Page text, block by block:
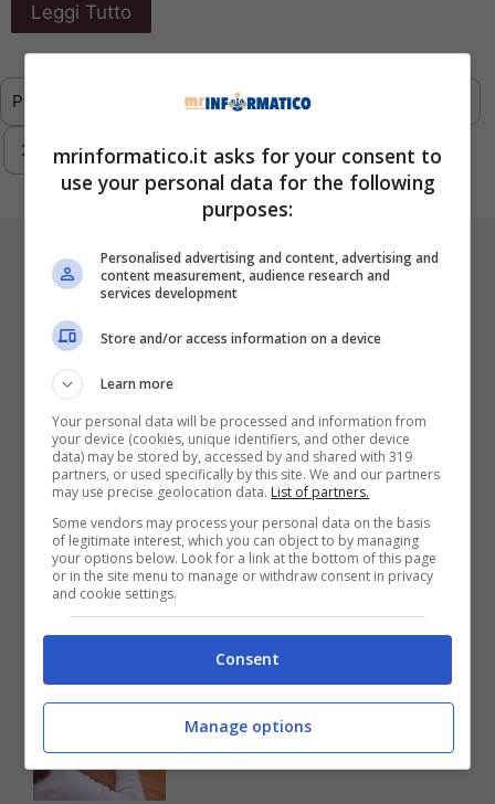
Leggi Tutto
Previous 289 290
293 Next
ULTIMI ARTICOLI
I Pro E I Contro Di Una Nuova Moda
Che Punta A Cambiare Il Tabacco
Per Sempre
25 Novembre 2025
Come mettere in sicurezza il
proprio sito web
mrinformatico.it asks for your consent to
use your personal data for the following
purposes:
Personalised advertising and content, advertising and
content measurement, audience research and
services development
Store and/or access information on a device
Learn more
Your personal data will be processed and information from
your device (cookies, unique identifiers, and other device
data) may be stored by, accessed by and shared with 319
partners, or used specifically by this site. We and our partners
may use precise geolocation data. List of partners.
Some vendors may process your personal data on the basis
of legitimate interest, which you can object to by managing
your options below. Look for a link at the bottom of this page
or in the site menu to manage or withdraw consent in privacy
and cookie settings.
Consent
Manage options